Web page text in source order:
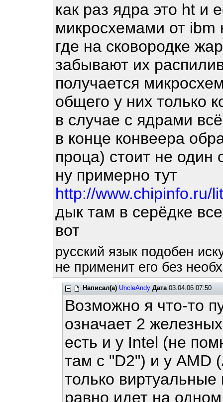
как раз ядра это ht и
микросхемами от ibm
где на сковородке
забывают их
получается
общего у них только
в случае с ядрами
в конце конвеера
проца) стоит не один
ну примерно тут
http://www.chipinfo.ru/
дык там в серёдке
вот
русский язык подобен
не применит его без
Написал(а) UncleAndy Дата03.04.06 07:50
Возможно я что-то
означает 2
есть и у Intel (не
там с "D2") и у AMD
только
равно идет на